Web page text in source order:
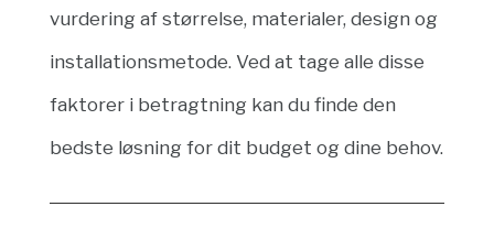
vurdering af størrelse, materialer, design og
installationsmetode. Ved at tage alle disse
faktorer i betragtning kan du finde den
bedste løsning for dit budget og dine behov.